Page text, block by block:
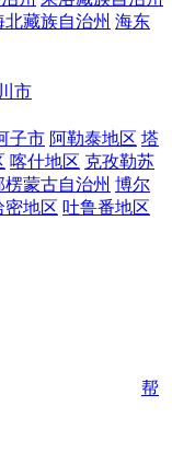
北藏族自治州 海东
市
子市 阿勒泰地区 塔
喀什地区 克孜勒苏
楞蒙古自治州 博尔
密地区 吐鲁番地区
帮